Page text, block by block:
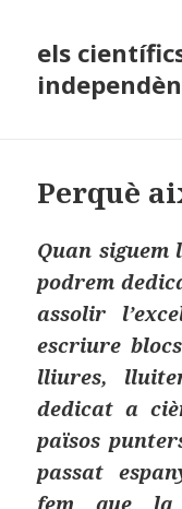
els
Perquè
Quan siguem
podrem
assolir
escriure
lliures,
dedicat a
països
passat